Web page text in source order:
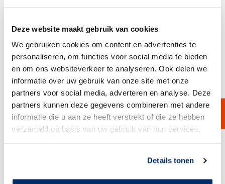
Deze website maakt gebruik van cookies
We gebruiken cookies om content en advertenties te
personaliseren, om functies voor social media te bieden
en om ons websiteverkeer te analyseren. Ook delen we
informatie over uw gebruik van onze site met onze
partners voor social media, adverteren en analyse. Deze
partners kunnen deze gegevens combineren met andere
informatie die u aan ze heeft verstrekt of die ze hebben
verzameld op basis van uw gebruik van hun services.
Details tonen
filterzakken
Duplo
filterzakken
Filterzakken
polyester mesh
zakken filter Pall
Ryton zakfilter
voor hoge
temperaturen
polyester
naaldvilt
filterzakken
Polyester
multifilament
filterzakken
zakfilter op
maat gemaakt.
Absolute rated
filterzakken
hoge capaciteit
filterzakken
Custom made
filterzakken
filterzakken
filterzakken
filterzakken